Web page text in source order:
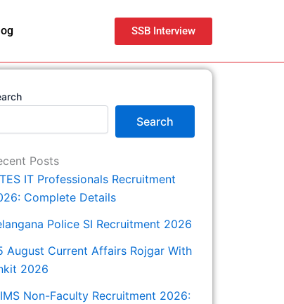
SSB Interview
Search
Posts
IT Professionals Recruitment
Complete Details
Police SI Recruitment 2026
August Current Affairs Rojgar With
2026
Non-Faculty Recruitment 2026: